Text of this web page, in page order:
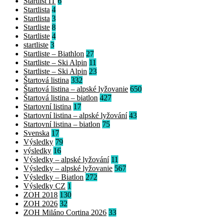
Startlista 4
Startlista 3
Startliste 8
Startliste 4
startliste 3
Startliste – Biathlon 27
Startliste – Ski Alpin 11
Startliste – Ski Alpin 23
Štartová listina 332
Štartová listina – alpské lyžovanie 650
Štartová listina – biatlon 427
Startovní listina 17
Startovní listina – alpské lyžování 43
Startovní listina – biatlon 75
Svenska 17
Výsledky 79
výsledky 16
Výsledky – alpské lyžování 11
Výsledky – alpské lyžovanie 567
Výsledky – Biatlon 272
Výsledky CZ 1
ZOH 2018 130
ZOH 2026 32
ZOH Miláno Cortina 2026 33